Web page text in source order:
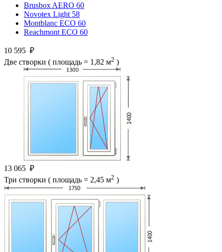
Brusbox AERO 60
Novotex Light 58
Montblanc ECO 60
Reachmont ECO 60
10 595 ₽
Две створки ( площадь = 1,82 м2 )
13 065 ₽
Три створки ( площадь = 2,45 м2 )